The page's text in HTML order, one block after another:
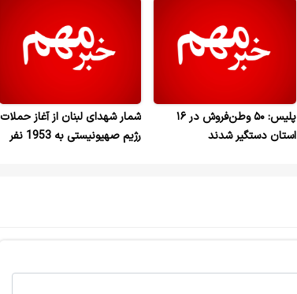
پلیس: ۵۰ وطن‌فروش در ۱۶
استان دستگیر شدند
شمار شهدای لبنان از آغاز حملات
رژیم صهیونیستی به 1953 نفر